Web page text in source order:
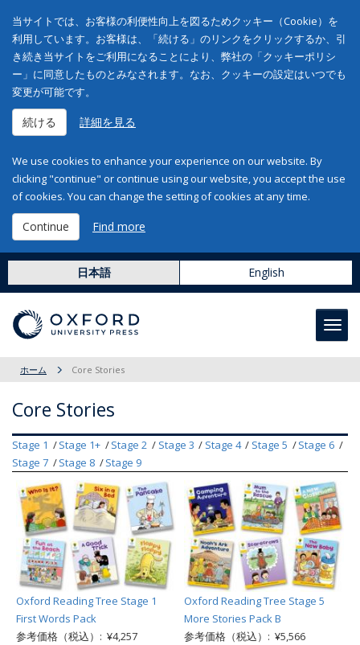
当サイトでは、お客様の利便性向上を図るためクッキー（Cookie）を
利用しています。お客様は、「続ける」のリンクをクリックするか、引
き続き当サイトをご利用になることにより、弊社の「クッキーポリシ
ー」に同意したものとみなされます。なお、クッキーの設定はいつでも
変更が可能です。
続ける 詳細を見る
We use cookies to enhance your experience on our website. By
clicking "continue" or continue using our website, you accept the use
of cookies. You can change the setting of cookies at any time.
Continue Find more
日本語 English
ホーム Core Stories
Core Stories
Stage 1 Stage 1+ Stage 2 Stage 3 Stage 4 Stage 5
Stage 6
Stage 7
Stage 8 Stage 9
Oxford Reading Tree Stage 1
First Words Pack
参考価格（税込）: ¥4,257
Oxford Reading Tree Stage 5
More Stories Pack B
参考価格（税込）: ¥5,566